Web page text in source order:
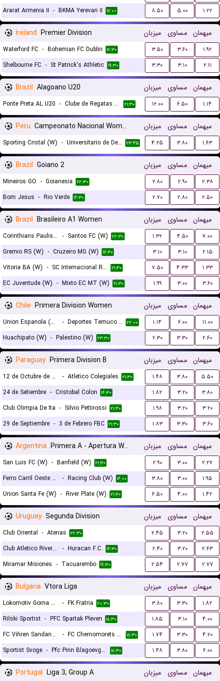
Ararat Armenia II - BKMA Yerevan II ۱۷:۰۰ ۸.۵۰ ۵.۰۰ ۱.۲۲
Ireland Premier Division میزبان مساوی میهمان
Waterford FC - Bohemian FC Dublin ۱۷:۳۰ ۳.۵۰ ۳.۶۰
۱.۹۲
Shelbourne FC - St Patrick's Athletic ۱۹:۳۰ ۳.۳۰ ۳.۱۰ ۲.۱۱
Brazil Alagoano U20 میزبان مساوی میهمان
Ponte Preta AL U20 - Clube de Regatas Brasil U20 ۲۱:۳۰ ۱۲.۰۰ ۶.۵۰ ۱.۱۴
Peru Campeonato Nacional Women میزبان مساوی میهمان
Sporting Cristal (W) - Universitario de Deportes (W) ۲۳:۴۵ ۴.۲۵ ۳.۸۰ ۱.۶۳
Brazil Goiano 2 میزبان مساوی میهمان
Mineiros GO - Goianesia ۲۲:۳۰ ۲.۸۰ ۲.۹۰
۲.۳۸
Bom Jesus - Rio Verde ۱۶:۳۰ ۲.۷۰ ۲.۸۰ ۲.۵۰
Brazil Brasileiro A1 Women میزبان مساوی میهمان
Corinthians Paulista (W) - Santos FC (W) ۲۲:۳۰ ۱.۳۲ ۴.۵۰
۷.۰۰
Gremio RS (W) - Cruzeiro MG (W) ۱۷:۳۰ ۳.۱۰ ۳.۱۰
۲.۱۵
Vitoria BA (W) - SC Internacional RS (W) ۲۱:۳۰ ۷.۵۰ ۴.۳۳
۱.۳۳
EC Juventude (W) - Mixto EC MT (W) ۲۱:۳۰ ۱.۹۹ ۳.۰۰ ۳.۶۰
Chile Primera Division Women میزبان مساوی میهمان
Union Espanola (W) - Deportes Temuco (W) ۲۲:۰۰ ۱.۱۴ ۶.۰۰
۱۱.۰۰
Huachipato (W) - Palestino (W) ۲۳:۳۰ ۲.۳۰ ۳.۳۰ ۲.۶۰
Paraguay Primera Division B میزبان مساوی میهمان
12 de Octubre de San Domingo - Atletico Colegiales ۲۱:۳۰ ۱.۴۸ ۳.۸۰
۵.۵۰
24 de Setiembre - Cristobal Colon ۱۶:۳۰ ۱.۸۲ ۳.۲۰
۳.۸۰
Club Olimpia De Ita - Silvio Pettirossi ۲۱:۳۰ ۱.۹۸ ۳.۲۰
۳.۲۰
29 de Septiembre - 3 de Febrero FBC ۲۱:۳۰ ۱.۸۳ ۳.۳۰ ۳.۶۰
Argentina Primera A - Apertura Women میزبان مساوی میهمان
San Luis FC (W) - Banfield (W) ۲۱:۳۰ ۲.۹۰ ۳.۰۰
۲.۲۷
Ferro Carril Oeste (W)
- Racing Club (W) ۱۶:۰۰ ۳.۸۰ ۳.۰۰
۱.۹۵
Union Santa Fe (W) - River Plate (W) ۲۱:۳۰ ۶.۵۰ ۴.۰۰ ۱.۴۲
Uruguay Segunda Division میزبان مساوی میهمان
Club Oriental - Atenas ۲۲:۳۰ ۲.۴۵ ۳.۲۰
۲.۵۵
Club Atletico River Plate
- Huracan F.C. ۱۶:۳۰ ۲.۴۰ ۳.۲۰
۲.۶۳
Miramar Misiones - Tacuarembo ۱۹:۳۰ ۲.۵۴ ۲.۷۷ ۲.۷۷
Bulgaria Vtora Liga میزبان مساوی میهمان
Lokomotiv Gorna Oryahovitsa - FK Fratria ۲۰:۳۰ ۳.۸۰ ۳.۳۰
۱.۸۲
Rilski Sportist - PFC Spartak Pleven ۱۸:۳۰ ۱.۸۵ ۳.۱۰
۴.۰۰
FC Vihren Sandanski
- FC Chernomorets 1919 Burgas ۱۸:۳۰ ۱.۷۴ ۳.۳۰
۴.۲۰
Sportist Svoge - Pfc Pirin Blagoevgrad ۱۸:۳۰ ۱.۴۸ ۳.۸۰ ۶.۰۰
Portugal Liga 3, Group A میزبان مساوی میهمان